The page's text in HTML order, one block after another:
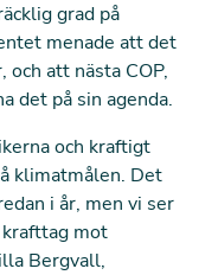
grad på
menade att det
och att nästa COP,
det på sin agenda.
och kraftigt
klimatmålen. Det
i år, men vi ser
mot
Bergvall,